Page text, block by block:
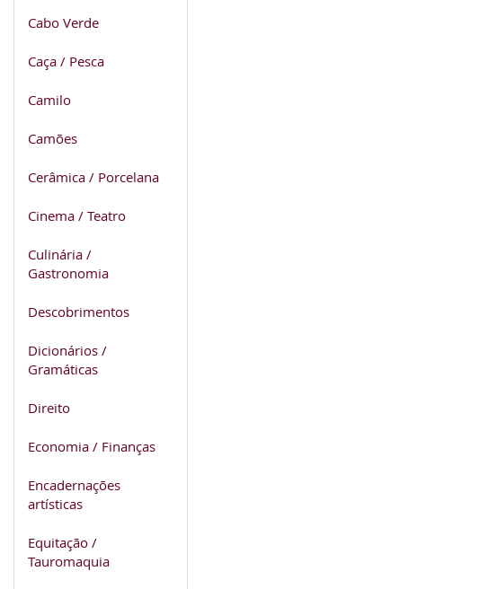
Cabo Verde
Caça / Pesca
Camilo
Camões
Cerâmica / Porcelana
Cinema / Teatro
Culinária /
Gastronomia
Descobrimentos
Dicionários /
Gramáticas
Direito
Economia / Finanças
Encadernações
artísticas
Equitação /
Tauromaquia